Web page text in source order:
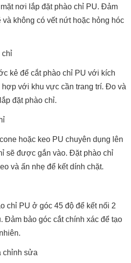
nơi lắp đặt phào chỉ PU. Đảm
và không có vết nứt hoặc hỏng hóc
chỉ
kẻ để cắt phào chỉ PU với kích
với khu vực cần trang trí. Đo và
đặt phào chỉ.
hoặc keo PU chuyên dụng lên
sẽ được gắn vào. Đặt phào chỉ
và ấn nhẹ để kết dính chặt.
chỉ PU ở góc 45 độ để kết nối 2
Đảm bảo góc cắt chính xác để tạo
chỉnh sửa